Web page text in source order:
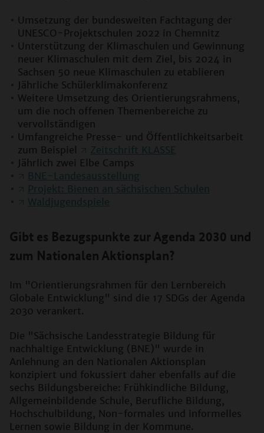
Umsetzung der bundesweiten Fachtagung der
UNESCO-Projektschulen 2022 in Chemnitz
Unterstützung der Klimaschulen und Gewinnung
neuer Klimaschulen mit dem Ziel, bis 2024 in
Sachsen 50 neue Klimaschulen zu etablieren
Jährliche Schülerklimakonferenz
Weitere Umsetzung des Orientierungsrahmens,
um die noch offenen Themenbereiche zu
vervollständigen
Umfangreiche Presse- und Öffentlichkeitsarbeit
zum Beispiel
Zeitschrift KLASSE
Jährlich zwei Elbe Camps
BNE-Landesausstellung
Projekt: Bienen an sächsischen Schulen
Waldjugendspiele
Gibt es Bezugspunkte zur Agenda 2030 und
zum Nationalen Aktionsplan?
Im "Orientierungsrahmen für den Lernbereich
Globale Entwicklung" sind die 17 SDGs der Agenda
2030 verankert.
Die "Sächsische Landesstrategie Bildung für
nachhaltige Entwicklung (BNE)" wurde in
Anlehnung an den Nationalen Aktionsplan
konzipiert und fokussiert daher ebenfalls auf die
sechs Bildungsbereiche: Frühkindliche Bildung,
Allgemeinbildende Schule, Berufliche Bildung,
Hochschulbildung, Non-formales und informelles
Lernen sowie Bildung in der Kommune.